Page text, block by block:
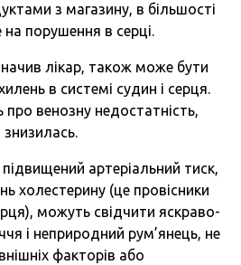
з магазину, в більшості
на порушення в серці.
лікар, також може бути
в системі судин і серця.
венозну недостатність,
артеріальний тиск,
холестерину (це провісники
можуть свідчити яскраво-
і неприродний рум’янець, не
факторів або